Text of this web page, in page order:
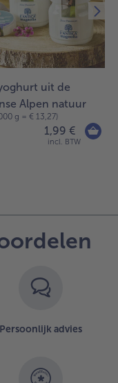
uit de
Alpen natuur
g = € 13,27)
1,99 €
incl. BTW
Persoonlijk advies